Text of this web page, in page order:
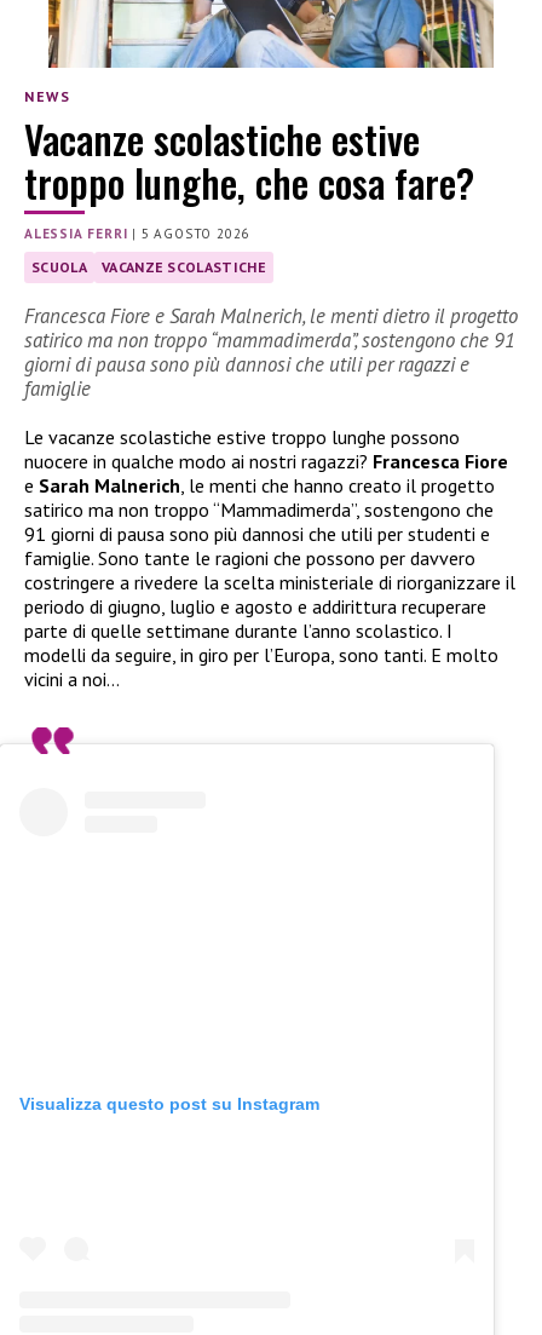
NEWS
Vacanze scolastiche estive
troppo lunghe, che cosa fare?
ALESSIA FERRI | 5 AGOSTO 2026
SCUOLA VACANZE SCOLASTICHE
Francesca Fiore e Sarah Malnerich, le menti dietro il progetto
satirico ma non troppo “mammadimerda”, sostengono che 91
giorni di pausa sono più dannosi che utili per ragazzi e
famiglie
Le vacanze scolastiche estive troppo lunghe possono
nuocere in qualche modo ai nostri ragazzi? Francesca Fiore
e Sarah Malnerich , le menti che hanno creato il progetto
satirico ma non troppo “Mammadimerda”, sostengono che
91 giorni di pausa sono più dannosi che utili per studenti e
famiglie. Sono tante le ragioni che possono per davvero
costringere a rivedere la scelta ministeriale di riorganizzare il
periodo di giugno, luglio e agosto e addirittura recuperare
parte di quelle settimane durante l’anno scolastico. I
modelli da seguire, in giro per l’Europa, sono tanti. E molto
vicini a noi…
Visualizza questo post su Instagram